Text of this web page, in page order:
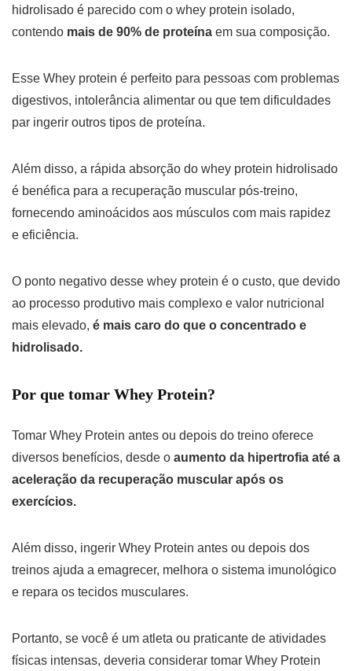
hidrolisado é parecido com o whey protein isolado,
contendo mais de 90% de proteína em sua composição.
Esse Whey protein é perfeito para pessoas com problemas
digestivos, intolerância alimentar ou que tem dificuldades
par ingerir outros tipos de proteína.
Além disso, a rápida absorção do whey protein hidrolisado
é benéfica para a recuperação muscular pós-treino,
fornecendo aminoácidos aos músculos com mais rapidez
e eficiência.
O ponto negativo desse whey protein é o custo, que devido
ao processo produtivo mais complexo e valor nutricional
mais elevado, é mais caro do que o concentrado e
hidrolisado.
Por que tomar Whey Protein?
Tomar Whey Protein antes ou depois do treino oferece
diversos benefícios, desde o aumento da hipertrofia até a
aceleração da recuperação muscular após os
exercícios.
Além disso, ingerir Whey Protein antes ou depois dos
treinos ajuda a emagrecer, melhora o sistema imunológico
e repara os tecidos musculares.
Portanto, se você é um atleta ou praticante de atividades
físicas intensas, deveria considerar tomar Whey Protein